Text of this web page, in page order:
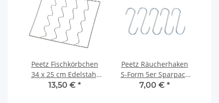
Peetz Fischkörbchen
34 x 25 cm Edelstahl
rostfrei
13,50 € *
Peetz Räucherhaken
S-Form 5er Sparpack
Edelstahl
7,00 € *